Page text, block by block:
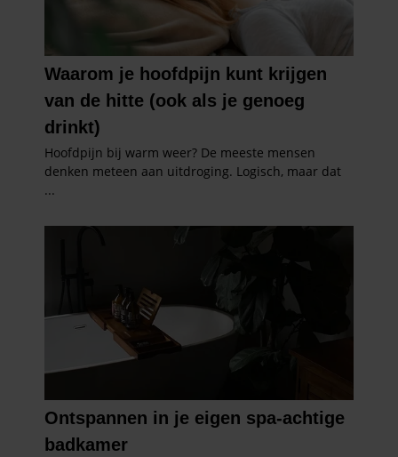
informatie die u aan ze heeft verstrekt of die ze hebben
verzameld op basis van uw gebruik van hun services. U
gaat akkoord met onze cookies als u onze website blijft
gebruiken.